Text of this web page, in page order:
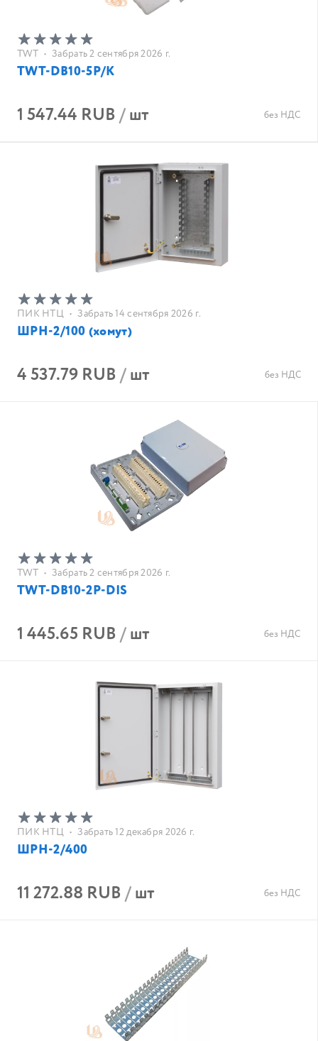
TWT • Забрать 2 сентября 2026 г.
TWT-DB10-5P/K
1 547.44 RUB/шт без НДС
ПИК НТЦ • Забрать 14 сентября 2026 г.
ШРН-2/100 (хомут)
4 537.79 RUB/шт без НДС
TWT • Забрать 2 сентября 2026 г.
TWT-DB10-2P-DIS
1 445.65 RUB/шт без НДС
ПИК НТЦ • Забрать 12 декабря 2026 г.
ШРН-2/400
11 272.88 RUB/шт без НДС